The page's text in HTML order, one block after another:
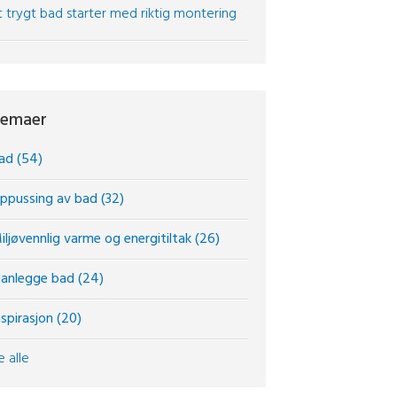
trygt bad starter med riktig montering
(54)
av bad(32)
varme og energitiltak(26)
bad(24)
(20)
alle